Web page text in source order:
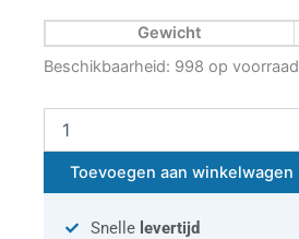
Gewicht
Beschikbaarheid: 998 op voorraad
Muurflens
mm,
Blind
aantal
Toevoegen aan winkelwagen
Snelle levertijd